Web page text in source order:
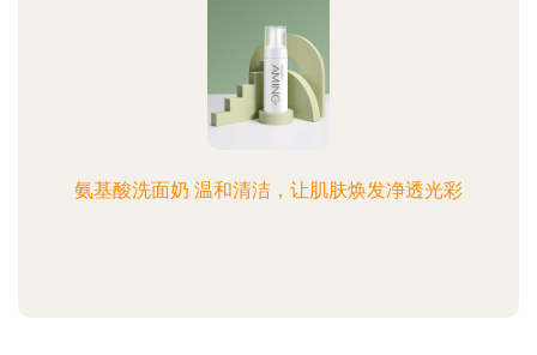
氨基酸洗面奶 温和清洁，让肌肤焕发净透光彩